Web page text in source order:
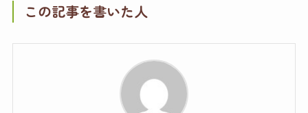
この記事を書いた人